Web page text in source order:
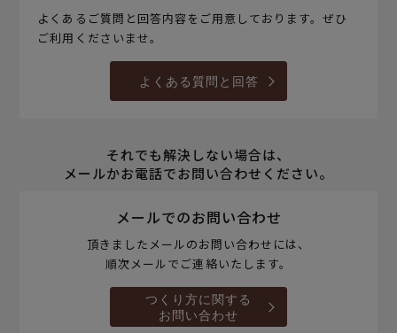
よくあるご質問と回答内容をご用意しております。ぜひ
ご利用くださいませ。
よくある質問と回答
それでも解決しない場合は、
メールかお電話でお問い合わせください。
メールでのお問い合わせ
頂きましたメールのお問い合わせには、
順次メールでご連絡いたします。
つくり方に関する
お問い合わせ